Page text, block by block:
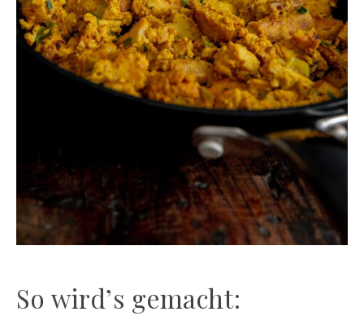
So wird’s gemacht: